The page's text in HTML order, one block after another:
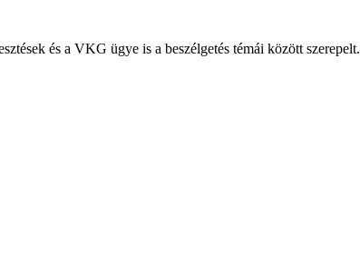
és a VKG ügye is a beszélgetés témái között szerepelt.